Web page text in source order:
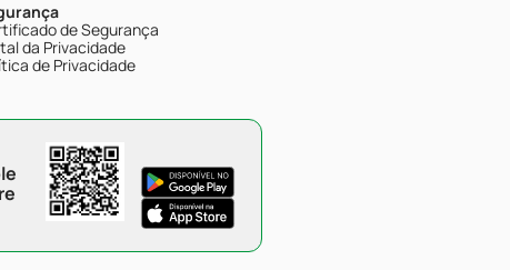
de Segurança
da Privacidade
de Privacidade